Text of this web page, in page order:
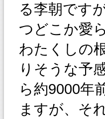
る李朝です
つどこか愛
わたくしの
りそうな予
ら約9000年
ますが、そ